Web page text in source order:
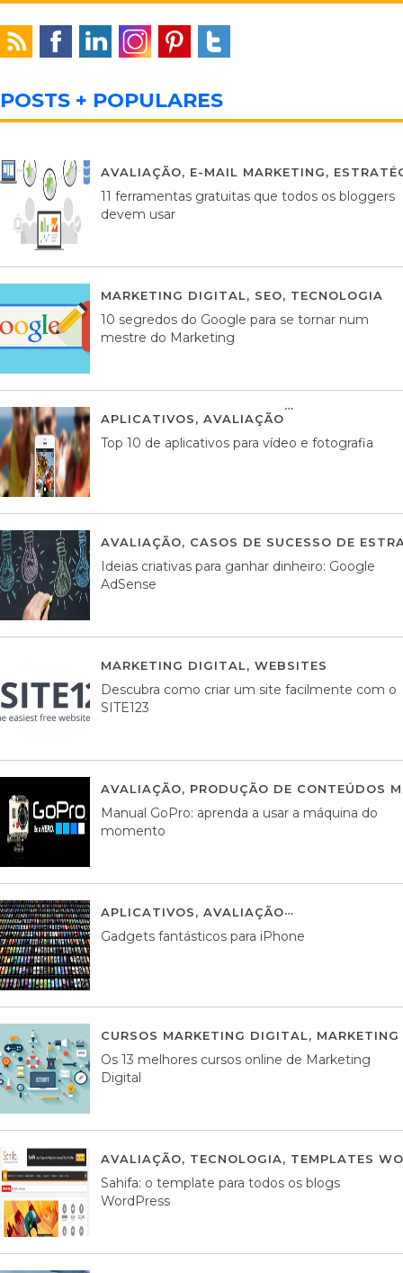
POSTS + POPULARES
AVALIAÇÃO, E-MAIL MARKETING,
11 ferramentas gratuitas que todos os bloggers
devem usar
MARKETING DIGITAL, SEO, TECNOLOGIA
10 segredos do Google para se tornar num
mestre do Marketing
APLICATIVOS, AVALIAÇÃO
Top 10 de aplicativos para vídeo e fotografia
AVALIAÇÃO, CASOS DE SUCESSO DE
Ideias criativas para ganhar dinheiro: Google
AdSense
MARKETING DIGITAL, WEBSITES
Descubra como criar um site facilmente com o
SITE123
AVALIAÇÃO, PRODUÇÃO DE CONTEÚDOS
Manual GoPro: aprenda a usar a máquina do
momento
APLICATIVOS, AVALIAÇÃO
Gadgets fantásticos para iPhone
CURSOS MARKETING DIGITAL,
Os 13 melhores cursos online de Marketing
Digital
AVALIAÇÃO, TECNOLOGIA, TEMPLATES
Sahifa: o template para todos os blogs
WordPress